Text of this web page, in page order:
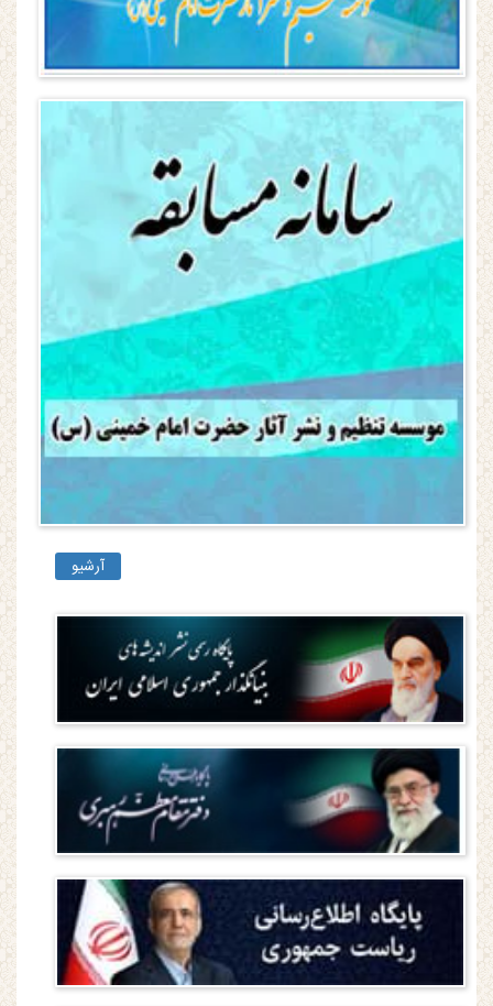
آرشیو